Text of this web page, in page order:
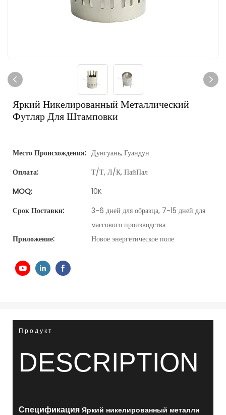
Яркий Никелированный Металлический
Футляр Для Штамповки
Место Происхождения: Дунгуань, Гуандун
Оплата:
Т/Т, Л/К, ПайПал
MOQ:
10K
Срок Поставки:
3-6 дней для образца, 7-15 дней для
массового производства
Приложение:
Новое энергетическое поле
Продукт
DESCRIPTION
Спецификация Яркий никелированный металли